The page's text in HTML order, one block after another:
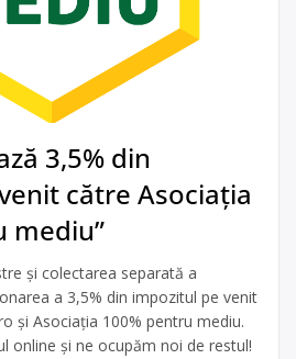
3,5% din
către Asociația
mediu”
și colectarea separată a
a 3,5% din impozitul pe venit
și Asociația 100% pentru mediu.
online și ne ocupăm noi de restul!